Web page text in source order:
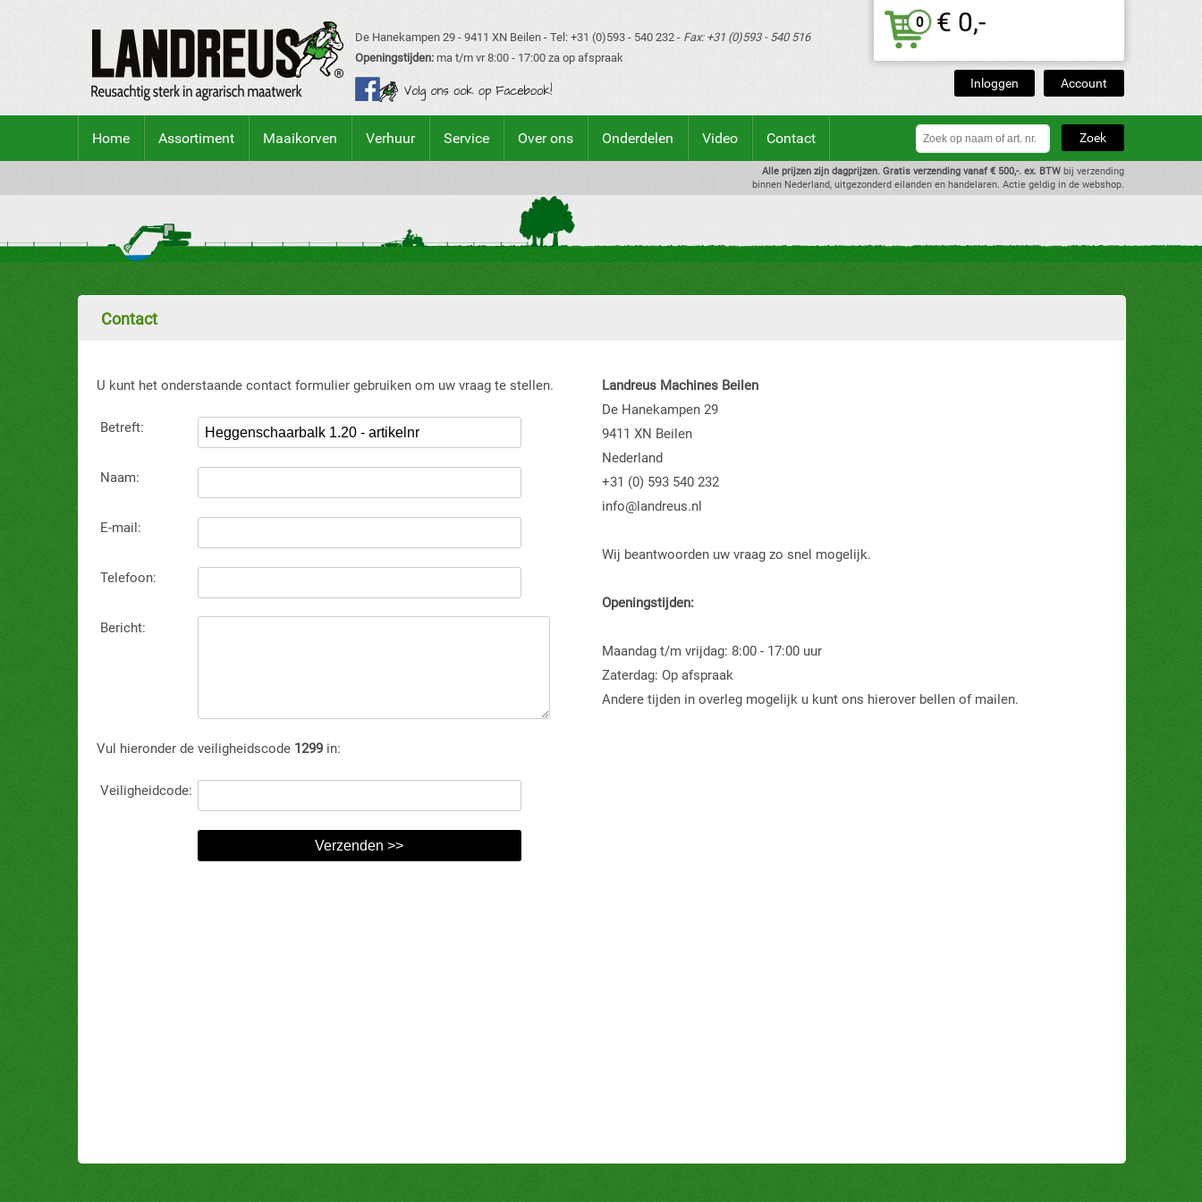
De Hanekampen 29 - 9411 XN Beilen - Tel: +31 (0)593 - 540 232 - Fax: +31 (0)593 - 540 516
Openingstijden: ma t/m vr 8:00 - 17:00 za op afspraak
0 € 0,-
Account
Inloggen
Home Assortiment Maaikorven Verhuur Service Over ons Onderdelen Video Contact
Alle prijzen zijn dagprijzen. Gratis verzending vanaf € 500,-. ex. BTW bij verzending
binnen Nederland, uitgezonderd eilanden en handelaren. Actie geldig in de webshop.
Contact
U kunt het onderstaande contact formulier gebruiken om uw vraag te stellen.
Betreft:
Naam:
E-mail:
Telefoon:
Bericht:
Vul hieronder de veiligheidscode 1299 in:
Veiligheidcode:
Landreus Machines Beilen
De Hanekampen 29
9411 XN Beilen
Nederland
+31 (0) 593 540 232
info@landreus.nl
Wij beantwoorden uw vraag zo snel mogelijk.
Openingstijden:
Maandag t/m vrijdag: 8:00 - 17:00 uur
Zaterdag: Op afspraak
Andere tijden in overleg mogelijk u kunt ons hierover bellen of mailen.